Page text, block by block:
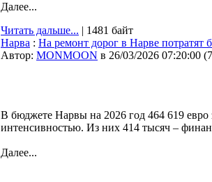
Далее...
Читать дальше... | 1481 байт
Нарва : На ремонт дорог в Нарве потратят
Автор: MONMOON в 26/03/2026 07:20:00 (
В бюджете Нарвы на 2026 год 464 619
интенсивностью. Из них 414 тысяч –
Далее...